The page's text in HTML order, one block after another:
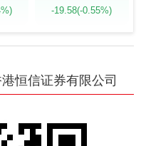
-19.58(-0.55%)
恒信证券有限公司